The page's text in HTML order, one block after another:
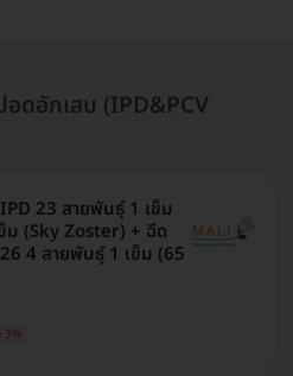
ดอักเสบ (IPD&PCV
23 สายพันธุ์ 1 เข็ม
ม (Sky Zoster) + ฉีด
4 สายพันธุ์ 1 เข็ม (65
3%